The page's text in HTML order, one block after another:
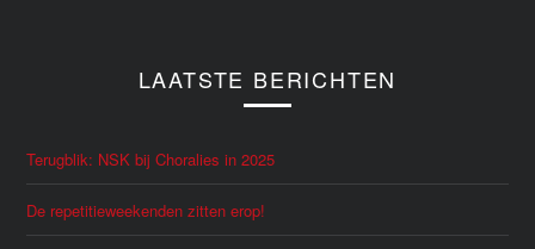
LAATSTE BERICHTEN
Terugblik: NSK bij Choralies in 2025
De repetitieweekenden zitten erop!